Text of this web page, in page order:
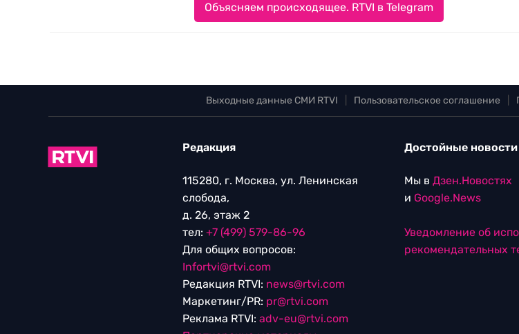
Объясняем происходящее. RTVI в Telegram
Выходные данные СМИ RTVI Пользовательское соглашение
Редакция
115280, г. Москва, ул. Ленинская
слобода,
д. 26, этаж 2
тел: +7 (499) 579-86-96
Для общих вопросов:
Infortvi@rtvi.com
Редакция RTVI: news@rtvi.com
Маркетинг/PR: pr@rtvi.com
Реклама RTVI: adv-eu@rtvi.com
Достойные новости
Мы в Дзен.Новостях
и Google.News
Уведомление об
рекомендательных